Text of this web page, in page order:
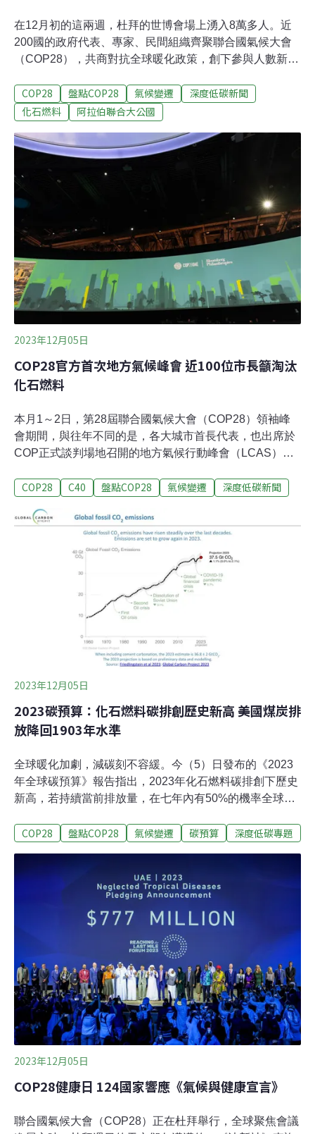
在12月初的這兩週，杜拜的世博會場上湧入8萬多人。近
200國的政府代表、專家、民間組織齊聚聯合國氣候大會
（COP28），共商對抗全球暖化政策，創下參與人數新高
者。若他們代表一個國家，將是第三大國家代表團，僅次
於巴西跟主辦國阿聯。關鍵時刻 化石燃料遊說團體創高由
者」（Kick Big Polluters Out, KBPO）5日發布調查結
果。他們從本屆大會通行證名單中發現，至少有2456名參
與者與化石燃料產業相關，人數是去年COP27的四倍。
COP28 盤點COP28 氣候變遷
深度低碳新聞
化石燃料
阿拉伯聯合大公國
2023年12月05日
COP28官方首次地方氣候峰會 近100位市長籲淘汰
化石燃料
本月1～2日，第28屆聯合國氣候大會（COP28）領袖峰
會期間，與往年不同的是，各大城市首長代表，也出席於
COP正式談判場地召開的地方氣候行動峰會（LCAS）。
聯盟，除公開呼籲各國加速淘汰化石燃料，並在當日宣誓
議。COP首場地方氣候行動峰會C40城市氣候領導聯盟由
近100個城市組成，地方首長每三年召開一次C40氣候變
遷市長峰會，不過今年出現特殊任務——首度現身在
COP28藍區談判會場，與其姊妹組織「全球市長氣候與能
源公約」（Global Covenant of Mayors for Climate &
Energy）、聯合國秘書長古特瑞斯（Antonio
Guterres）、COP28主席賈比爾（Sultan Al Jaber）等人
同場出席地方峰會。C40指出，城市對全球溫室
COP28 C40 盤點COP28 氣候變遷 深度低碳新聞
2023年12月05日
2023碳預算：化石燃料碳排創歷史新高 美國煤炭排
放降回1903年水準
全球暖化加劇，減碳刻不容緩。今（5）日發布的《2023
年全球碳預算》報告指出，2023年化石燃料碳排創下歷史
新高，若持續當前排放量，在七年內有50%的機率全球平
2023化石燃料碳排創歷史新高 由跨國科學家組成的全球碳
碳預算》（Global Carbon Budget），評估全球溫室氣體
還有多少排放額度。根據5日發布的最新報告，2023年化
石燃料產生的碳排放預期來到368億噸，比疫情爆發前一
年（2019）增長約1.4%。全球碳計畫研究團隊執行長、澳
洲聯邦科學暨工業研究院（CSIRO）首席科學家卡納德爾
（Pep Canadell）表示，今年化石燃料碳排放創下歷史新
高。若按照當前排放量，有50%的機會在7年內全球平均
升溫會超過1.5°C，而我們剩下的碳排額度還有2750億噸
COP28 盤點COP28 氣候變遷 碳預算 深度低碳專題
2023年12月05日
COP28健康日 124國家響應《氣候與健康宣言》
聯合國氣候大會（COP28）正在杜拜舉行，全球聚焦會議